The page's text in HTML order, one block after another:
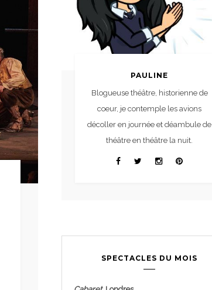
PAULINE
Blogueuse théâtre, historienne de
coeur, je contemple les avions
décoller en journée et déambule de
théâtre en théâtre la nuit.
SPECTACLES DU MOIS